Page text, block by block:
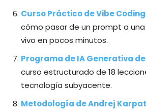
Curso Práctico de Vibe
cómo pasar de un prompt a
vivo en pocos minutos.
Programa de IA Generativa
curso estructurado de 18
tecnología subyacente.
Metodología de Andrej